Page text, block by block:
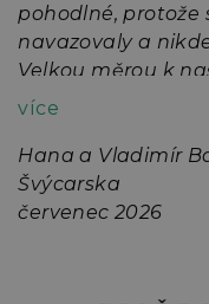
pohodlné, protože
navazovaly a
Velkou měrou k
průvodce Pavel
více
Hana a Vladimír
Švýcarska
červenec 2026